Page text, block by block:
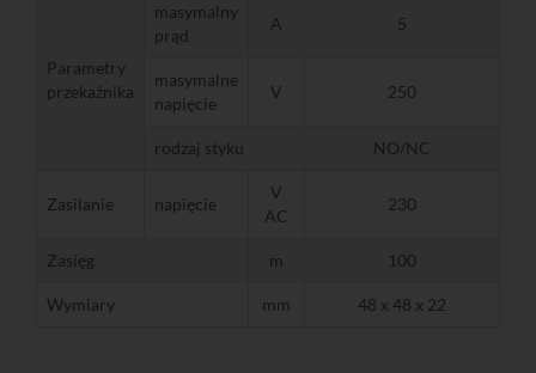
Parametry
przekaźnika
masymalny
prąd
A 5
masymalne
napięcie
V 250
rodzaj styku NO/NC
Zasilanie napięcie
V
AC
230
Zasięg m 100
Wymiary mm 48 x 48 x 22